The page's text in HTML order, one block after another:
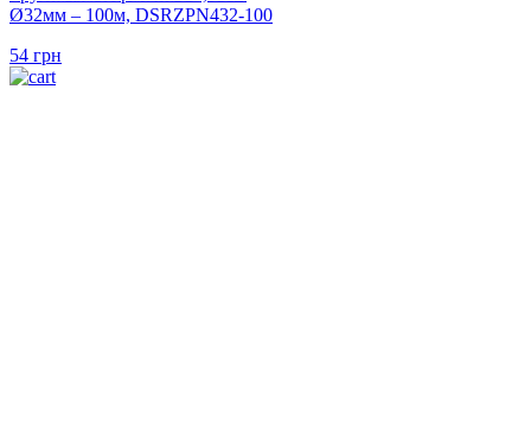
Ø32мм – 100м, DSRZPN432-100
54 грн